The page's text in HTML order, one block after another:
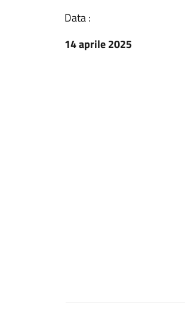
Data :
14 aprile 2025